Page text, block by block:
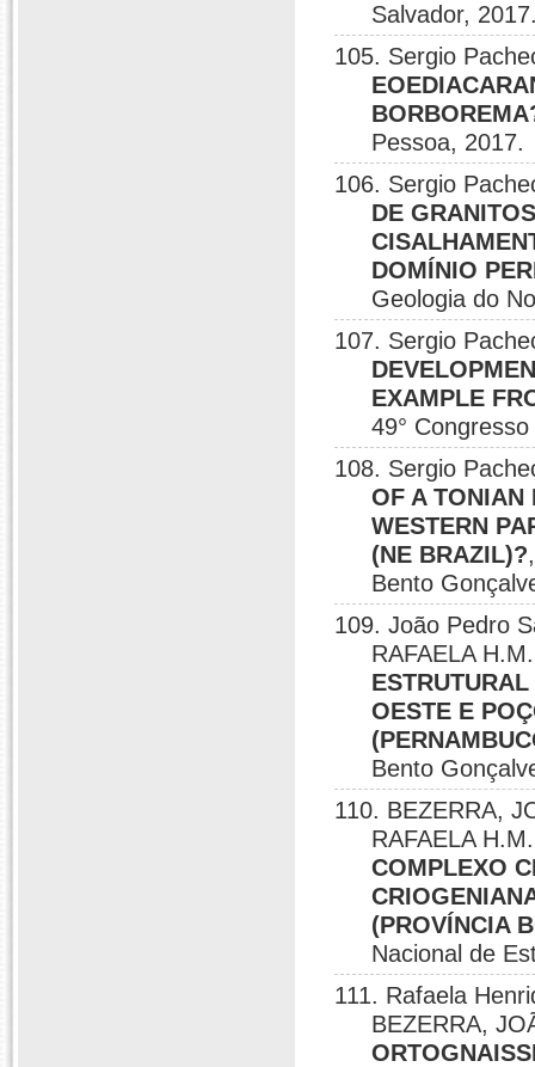
Salvador,
105. Sergio
Pessoa, 2017.
106. Sergio
DE
DOMÍNIO
Geologia do
107. Sergio
EXAMPLE
49°
108. Sergio
OF A TONIAN
WESTERN
(NE BRAZIL)?
Bento
109. João Pedro
RAFAELA
OESTE E
Bento
110. BEZERRA,
RAFAELA
COMPLEXO
(PROVÍNCIA
Nacional de
111. Rafaela
BEZERRA,